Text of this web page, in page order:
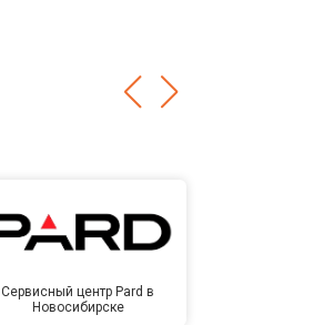
Сервисный центр Pard в
Новосибирске